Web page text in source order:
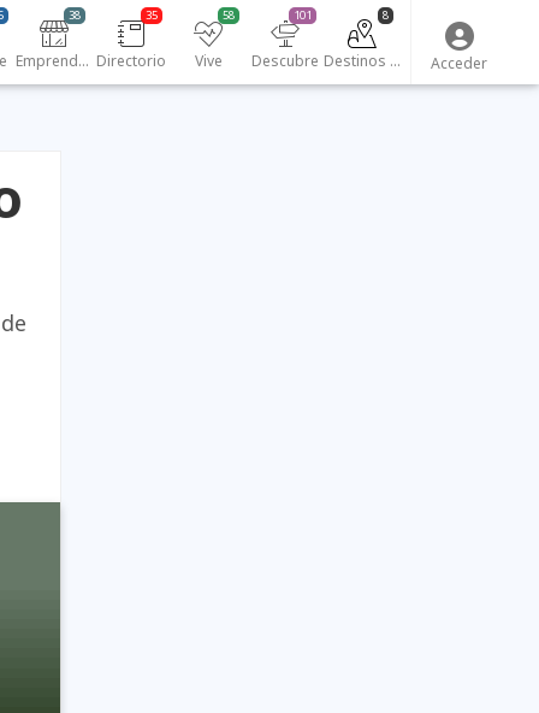
Emprendedores
38
Directorio
35
Vive
58
Descubre
101
Destinos turísticos
8
Acceder